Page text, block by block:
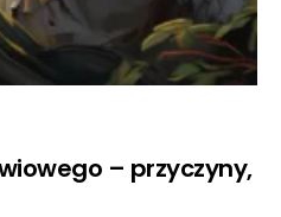
– przyczyny,